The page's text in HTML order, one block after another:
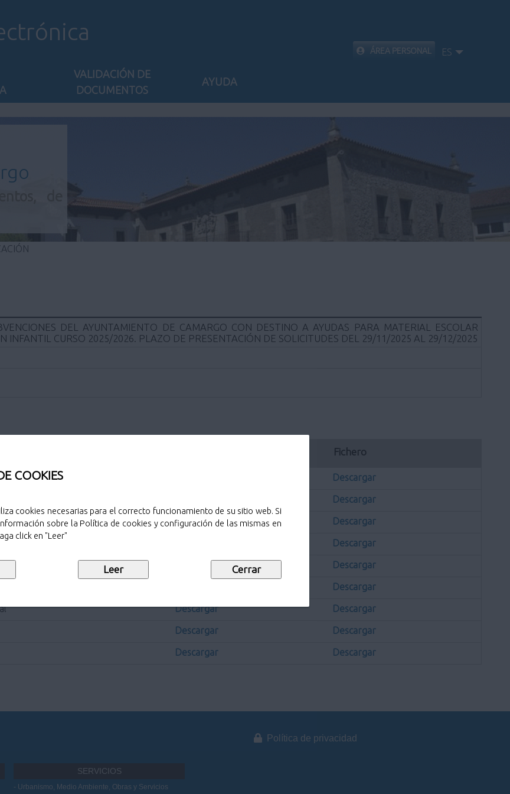
COOKIES
cookies necesarias para el correcto funcionamiento de su sitio web. Si
sobre la Política de cookies y configuración de las mismas en
click en "Leer"
VALIDACIÓN DE
DOCUMENTOS
AYUDA
ÁREA PERSONAL ES
DEL AYUNTAMIENTO DE CAMARGO CON DESTINO A AYUDAS PARA MATERIAL ESCOLAR
INFANTIL CURSO 2025/2026. PLAZO DE PRESENTACIÓN DE SOLICITUDES DEL 29/11/2025 AL 29/12/2025
Fichero
Descargar
Descargar
Descargar Descargar
Descargar
Descargar Descargar
Descargar
Descargar Descargar
Descargar Descargar
Descargar Descargar
SERVICIOS
Urbanismo, Medio Ambiente, Obras y Servicios
Política de privacidad